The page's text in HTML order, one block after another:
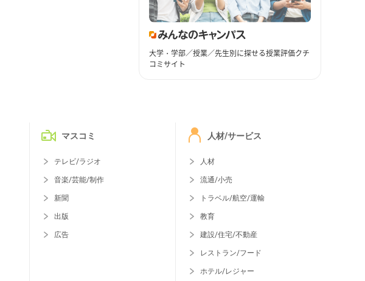
大学・学部／授業／先生別に探せる授業評価クチ
コミサイト
マスコミ
テレビ/ラジオ
音楽/芸能/制作
新聞
出版
広告
人材/サービス
人材
流通/小売
トラベル/航空/運輸
教育
建設/住宅/不動産
レストラン/フード
ホテル/レジャー